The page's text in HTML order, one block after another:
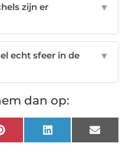
zijn er
▼
echt sfeer in de
▼
dan op:
Pinterest LinkedIn Email